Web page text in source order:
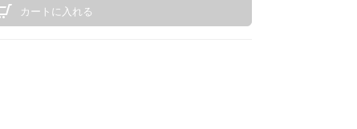
カートに入れる